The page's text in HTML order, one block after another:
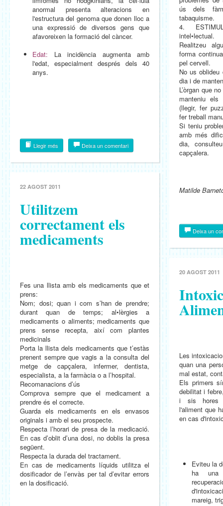
anormal presenta alteracions en
l'estructura del genoma que donen lloc a
una expressió de diversos gens que
afavoreixen la formació del càncer.
Edat: La incidència augmenta amb
l'edat, especialment després dels 40
anys.
Llegir més Deixa un comentari
22 AGOST 2011
Utilitzem
correctament els
medicaments
Fes una llista amb els medicaments que et
prens:
Nom; dosi; quan i com s’han de prendre;
durant quan de temps; al•lèrgies a
medicaments o aliments; medicaments que
prens sense recepta, així com plantes
medicinals
Porta la llista dels medicaments que t’estàs
prenent sempre que vagis a la consulta del
metge de capçalera, infermer, dentista,
especialista, a la farmàcia o a l’hospital.
Recomanacions d’ús
Comprova sempre que el medicament a
prendre és el correcte.
Guarda els medicaments en els envasos
originals i amb el seu prospecte.
Respecta l’horari de presa de la medicació.
En cas d’oblit d’una dosi, no doblis la presa
següent.
Respecta la durada del tractament.
En cas de medicaments líquids utilitza el
dosificador de l’envàs per tal d’evitar errors
en la dosificació.
ús dels
tabaquisme.
4.
intel•lectual.
Realitzeu
forma
pel cervell.
No us oblideu
dia i de
L’òrgan que
manteniu
(llegir, fer
fer treball
Si teniu
amb més
dia,
capçalera.
Matilde
Deixa un
20 AGOST 2011
Les
quan una
mal estat,
Els primers
debilitat i
i sis hores
l'aliment que
en cas
Eviteu la
ha una
mareig,